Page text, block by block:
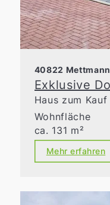
40822 Mettmann
Haus zum Kauf
Wohnfläche
ca. 131 m²
Mehr erfahren